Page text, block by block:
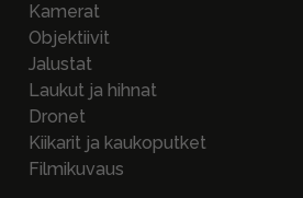
Kamerat
Objektiivit
Jalustat
Laukut ja hihnat
Dronet
Kiikarit ja kaukoputket
Filmikuvaus